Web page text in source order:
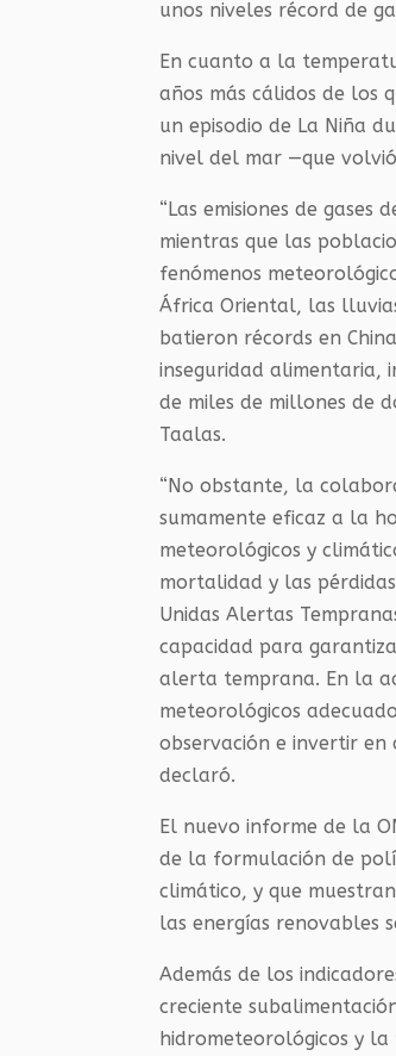
unos niveles récord de
En cuanto a la
años más cálidos de los
un episodio de La Niña
nivel del mar —que
“Las emisiones de
mientras que las
fenómenos
África Oriental, las
batieron récords en
inseguridad alimentaria,
de miles de millones de
Taalas.
“No obstante, la
sumamente eficaz a la
meteorológicos y
mortalidad y las
Unidas Alertas
capacidad para
alerta temprana. En la
meteorológicos
observación e invertir en
declaró.
El nuevo informe de la
de la formulación de
climático, y que
las energías renovables
Además de los
creciente
hidrometeorológicos y la